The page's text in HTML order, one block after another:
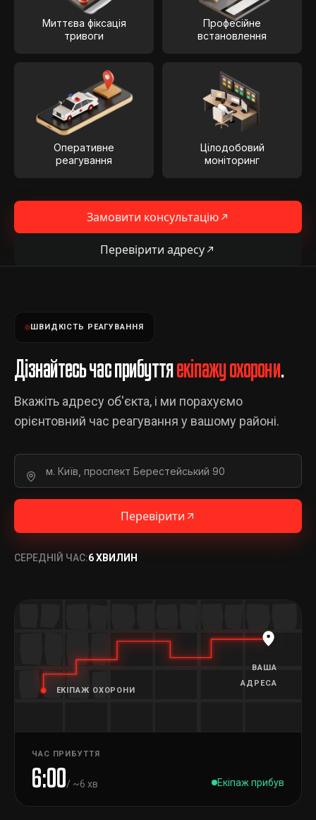
Миттєва фіксація
тривоги
Професійне
встановлення
Оперативне
реагування
Цілодобовий
моніторинг
Замовити консультацію
Перевірити адресу
ШВИДКІСТЬ РЕАГУВАННЯ
Дізнайтесь час прибуттяекіпажу охорони.
Вкажіть адресу об'єкта, і ми порахуємо
орієнтовний час реагування у вашому районі.
Перевірити
СЕРЕДНІЙ ЧАС:6 ХВИЛИН
ЕКІПАЖ ОХОРОНИ
ВАША
АДРЕСА
ЧАС ПРИБУТТЯ
6:00/ ~6 хв Екіпаж прибув